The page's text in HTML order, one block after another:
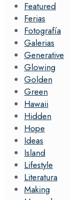
Featured
Ferias
Fotografía
Galerias
Generative
Glowing
Golden
Green
Hawaii
Hidden
Hope
Ideas
Island
Lifestyle
Literatura
Making